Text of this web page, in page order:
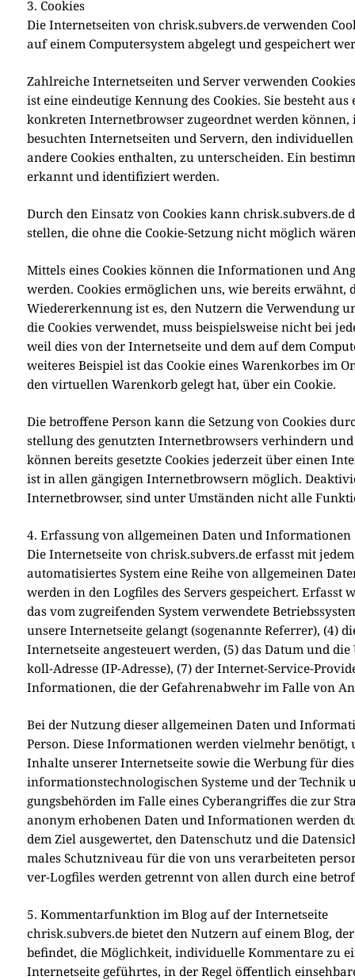
3. Cookies
Die Inter­net­sei­ten von chrisk.subvers.de ver­wen­den
auf einem Com­pu­ter­sy­stem abge­legt und gespei­chert
Zahl­rei­che Inter­net­sei­ten und Ser­ver ver­wen­den
ist eine ein­deu­ti­ge Ken­nung des Coo­kies. Sie besteht
kon­kre­ten Inter­net­brow­ser zuge­ord­net wer­den kön­nen,
besuch­ten Inter­net­sei­ten und Ser­vern, den
ande­re Coo­kies ent­hal­ten, zu unter­schei­den. Ein
erkannt und iden­ti­fi­ziert wer­den.
Durch den Ein­satz von Coo­kies kann
stel­len, die ohne die Coo­kie-Set­zung nicht mög­lich
Mit­tels eines Coo­kies kön­nen die Infor­ma­tio­nen und
wer­den. Coo­kies ermög­li­chen uns, wie bereits
Wie­der­erken­nung ist es, den Nut­zern die Ver­wen­dung
die Coo­kies ver­wen­det, muss bei­spiels­wei­se nicht bei
weil dies von der Inter­net­sei­te und dem auf dem
wei­te­res Bei­spiel ist das Coo­kie eines Waren­kor­bes im
den vir­tu­el­len Waren­korb gelegt hat, über ein Coo­kie.
Die betrof­fe­ne Per­son kann die Set­zung von Coo­kies
stel­lung des genutz­ten Inter­net­brow­sers ver­hin­dern
kön­nen bereits gesetz­te Coo­kies jeder­zeit über einen
ist in allen gän­gi­gen Inter­net­brow­sern mög­lich.
Inter­net­brow­ser, sind unter Umstän­den nicht alle
4. Erfassung von allgemeinen Daten und Informationen
Die Inter­net­sei­te von chrisk.subvers.de erfasst mit
auto­ma­ti­sier­tes System eine Rei­he von all­ge­mei­nen
wer­den in den Log­files des Ser­vers gespei­chert.
das vom zugrei­fen­den System ver­wen­de­te
unse­re Inter­net­sei­te gelangt (soge­nann­te Refer­rer), (4)
Inter­net­sei­te ange­steu­ert wer­den, (5) das Datum und
koll-Adres­se (IP-Adres­se), (7) der Inter­net-Ser­vice-
Infor­ma­tio­nen, die der Gefah­ren­ab­wehr im Fal­le von
Bei der Nut­zung die­ser all­ge­mei­nen Daten und
Per­son. Die­se Infor­ma­tio­nen wer­den viel­mehr
Inhal­te unse­rer Inter­net­sei­te sowie die Wer­bung für
infor­ma­ti­ons­tech­no­lo­gi­schen Syste­me und der
gungs­be­hör­den im Fal­le eines Cyber­an­grif­fes die zur
anonym erho­be­nen Daten und Infor­ma­tio­nen wer­den
dem Ziel aus­ge­wer­tet, den Daten­schutz und die
ma­les Schutz­ni­veau für die von uns ver­ar­bei­te­ten
ver-Log­files wer­den getrennt von allen durch eine
5. Kommentarfunktion im Blog auf der Internetseite
chrisk.subvers.de bie­tet den Nut­zern auf einem Blog,
befin­det, die Mög­lich­keit, indi­vi­du­el­le Kom­men­ta­re zu
Inter­net­sei­te geführ­tes, in der Regel öffent­lich